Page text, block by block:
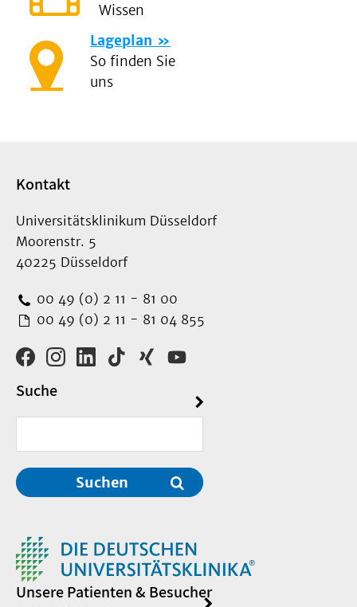
Wissen
Lageplan
So finden Sie
uns
Kontakt
Universitätsklinikum Düsseldorf
Moorenstr. 5
40225 Düsseldorf
00 49 (0) 2 11 - 81 00
00 49 (0) 2 11 - 81 04 855
Suche
Suchen
Unsere Patienten & Besucher